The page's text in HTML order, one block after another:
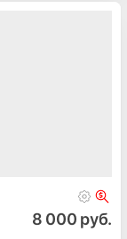
8 000 руб.